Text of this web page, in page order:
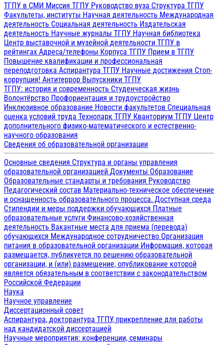
ТГПУ в СМИ Миссия ТГПУ Руководство вуза Структура ТГПУ
Факультеты, институты Научная деятельность Международная
деятельность Социальная деятельность Издательская
деятельность Научные журналы ТГПУ Научная библиотека
Центр выставочной и музейной деятельности ТГПУ в
рейтингах Адреса/телефоны Корпуса ТГПУ Прием в ТГПУ
Повышение квалификации и профессиональная
переподготовка Аспирантура ТГПУ Научные достижения Стоп-
коррупция! Антитеррор Выпускники ТГПУ
ТГПУ: история и современность Студенческая жизнь
Волонтёрство Профориентация и трудоустройство
Инклюзивное образование Новости факультетов Специальная
оценка условий труда Технопарк ТГПУ Кванториум ТГПУ Центр
дополнительного физико-математического и естественно-
научного образования
Сведения об образовательной организации
Основные сведения Структура и органы управления
образовательной организацией Документы Образование
Образовательные стандарты и требования Руководство
Педагогический состав Материально-техническое обеспечение
и оснащенность образовательного процесса. Доступная среда
Стипендии и меры поддержки обучающихся Платные
образовательные услуги Финансово-хозяйственная
деятельность Вакантные места для приема (перевода)
обучающихся Международное сотрудничество Организация
питания в образовательной организации Информация, которая
размещается, публикуется по решению образовательной
организации, и (или) размещение, опубликование которой
является обязательным в соответствии с законодательством
Российской Федерации
Наука
Научное управление
Диссертационный совет
Аспирантура, докторантура ТГПУ, прикрепление для работы
над кандидатской диссертацией
Научные мероприятия: конференции, семинары